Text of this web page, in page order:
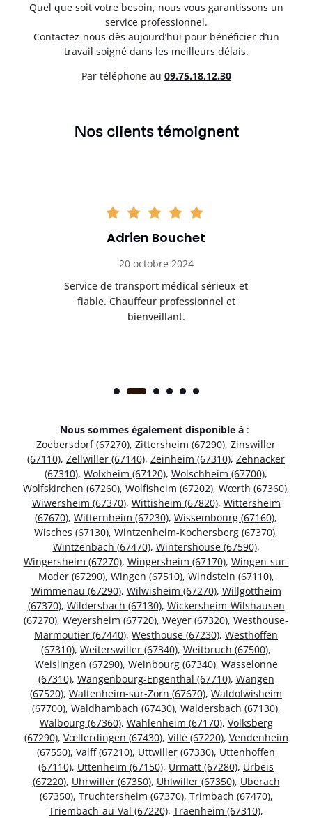
Quel que soit votre besoin, nous vous garantissons un
service professionnel.
Contactez-nous dès aujourd’hui pour bénéficier d’un
travail soigné dans les meilleurs délais.
Par téléphone au 09.75.18.12.30
Nos clients témoignent
Adrien Bouchet
20 octobre 2024
Service de transport médical sérieux et
fiable. Chauffeur professionnel et
bienveillant.
Nous sommes également disponible à :
Zoebersdorf (67270), Zittersheim (67290), Zinswiller
(67110), Zellwiller (67140), Zeinheim (67310), Zehnacker
(67310), Wolxheim (67120), Wolschheim (67700),
Wolfskirchen (67260), Wolfisheim (67202), Wœrth (67360),
Wiwersheim (67370), Wittisheim (67820), Wittersheim
(67670), Witternheim (67230), Wissembourg (67160),
Wisches (67130), Wintzenheim-Kochersberg (67370),
Wintzenbach (67470), Wintershouse (67590),
Wingersheim (67270), Wingersheim (67170), Wingen-sur-
Moder (67290), Wingen (67510), Windstein (67110),
Wimmenau (67290), Wilwisheim (67270), Willgottheim
(67370), Wildersbach (67130), Wickersheim-Wilshausen
(67270), Weyersheim (67720), Weyer (67320), Westhouse-
Marmoutier (67440), Westhouse (67230), Westhoffen
(67310), Weiterswiller (67340), Weitbruch (67500),
Weislingen (67290), Weinbourg (67340), Wasselonne
(67310), Wangenbourg-Engenthal (67710), Wangen
(67520), Waltenheim-sur-Zorn (67670), Waldolwisheim
(67700), Waldhambach (67430), Waldersbach (67130),
Walbourg (67360), Wahlenheim (67170), Volksberg
(67290), Vœllerdingen (67430), Villé (67220), Vendenheim
(67550), Valff (67210), Uttwiller (67330), Uttenhoffen
(67110), Uttenheim (67150), Urmatt (67280), Urbeis
(67220), Uhrwiller (67350), Uhlwiller (67350), Uberach
(67350), Truchtersheim (67370), Trimbach (67470),
Triembach-au-Val (67220), Traenheim (67310),